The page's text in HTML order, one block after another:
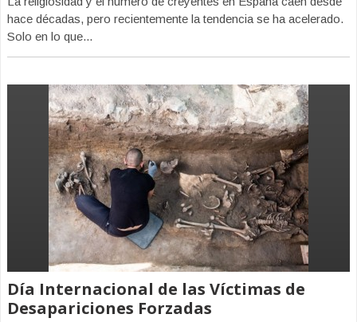
hace décadas, pero recientemente la tendencia se ha acelerado.
Solo en lo que...
Día Internacional de las Víctimas de
Desapariciones Forzadas